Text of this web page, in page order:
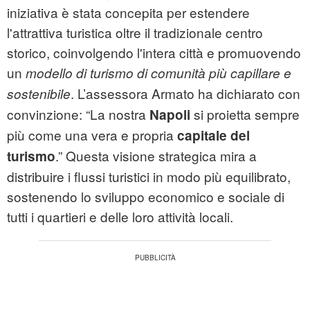
iniziativa è stata concepita per estendere
l'attrattiva turistica oltre il tradizionale centro
storico, coinvolgendo l'intera città e promuovendo
un modello di turismo di comunità più capillare e
sostenibile. L’assessora Armato ha dichiarato con
convinzione: “La nostra Napoli si proietta sempre
più come una vera e propria capitale del
turismo.” Questa visione strategica mira a
distribuire i flussi turistici in modo più equilibrato,
sostenendo lo sviluppo economico e sociale di
tutti i quartieri e delle loro attività locali.